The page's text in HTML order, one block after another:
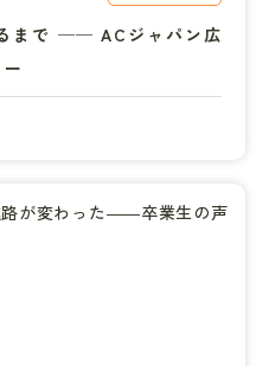
まで ── ACジャパン広